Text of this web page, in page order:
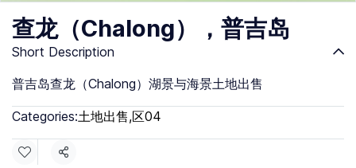
查龙（Chalong），普吉岛
Short Description
普吉岛查龙（Chalong）湖景与海景土地出售
Categories:土地出售,区04
Share